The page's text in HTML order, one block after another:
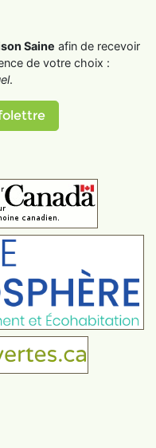
Saine afin de recevoir
de votre choix :
.